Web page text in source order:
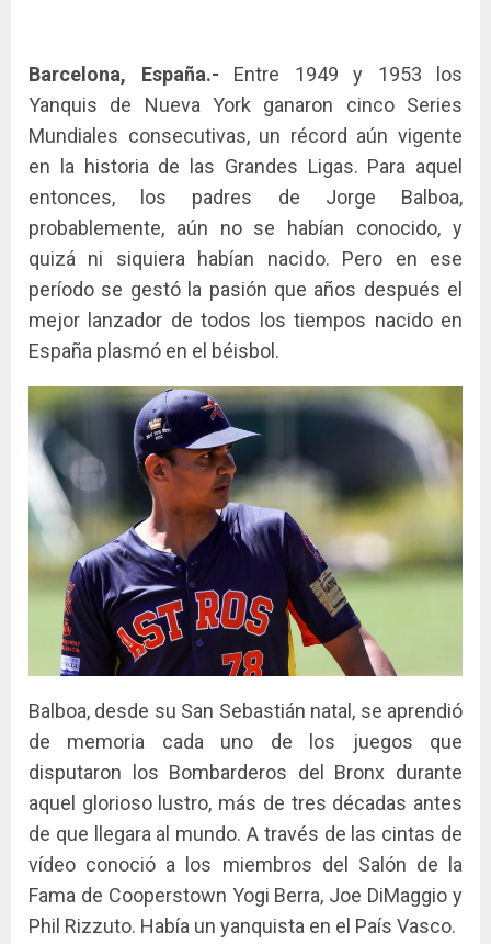
Barcelona, España.- Entre 1949 y 1953 los
Yanquis de Nueva York ganaron cinco Series
Mundiales consecutivas, un récord aún vigente
en la historia de las Grandes Ligas. Para aquel
entonces, los padres de Jorge Balboa,
probablemente, aún no se habían conocido, y
quizá ni siquiera habían nacido. Pero en ese
período se gestó la pasión que años después el
mejor lanzador de todos los tiempos nacido en
España plasmó en el béisbol.
Balboa, desde su San Sebastián natal, se aprendió
de memoria cada uno de los juegos que
disputaron los Bombarderos del Bronx durante
aquel glorioso lustro, más de tres décadas antes
de que llegara al mundo. A través de las cintas de
vídeo conoció a los miembros del Salón de la
Fama de Cooperstown Yogi Berra, Joe DiMaggio y
Phil Rizzuto. Había un yanquista en el País Vasco.